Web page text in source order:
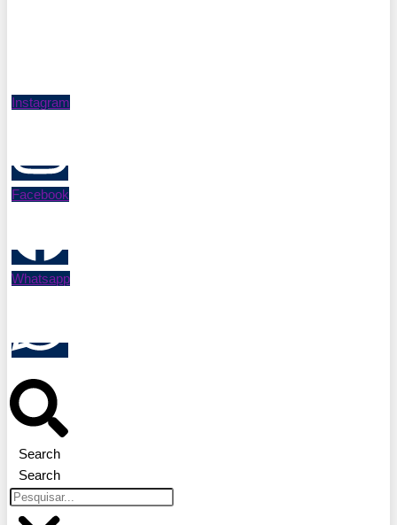
Instagram
Facebook
Whatsapp
Search
Search